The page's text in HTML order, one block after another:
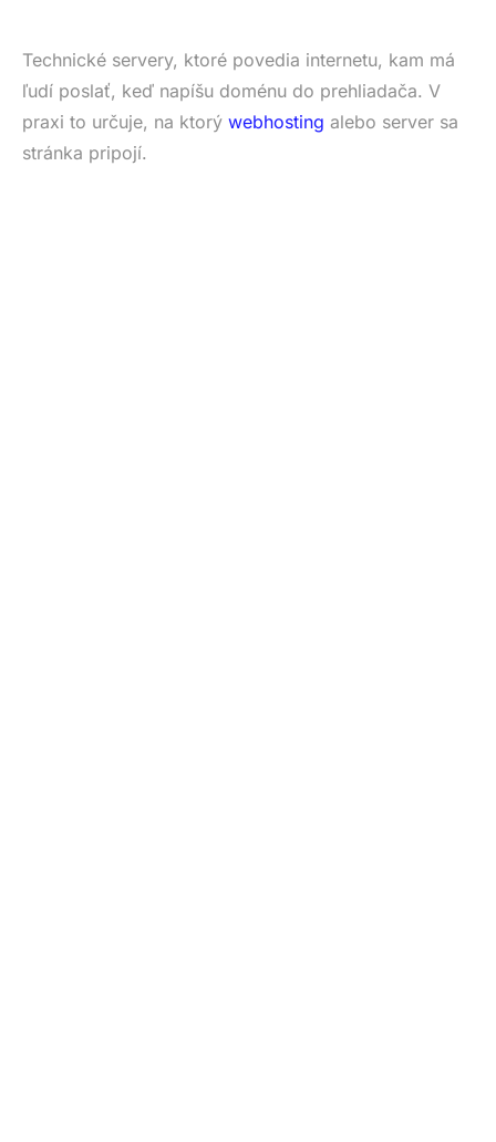
Technické servery, ktoré povedia internetu, kam má
ľudí poslať, keď napíšu doménu do prehliadača. V
praxi to určuje, na ktorý webhosting alebo server sa
stránka pripojí.